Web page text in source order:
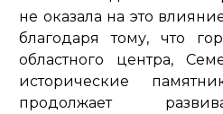
не оказала на это
благодаря тому, что
областного центра,
исторические
продолжает